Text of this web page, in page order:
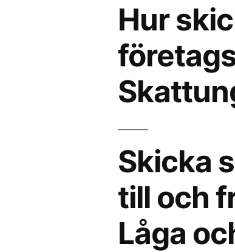
Hur
Skicka
till och
Låga